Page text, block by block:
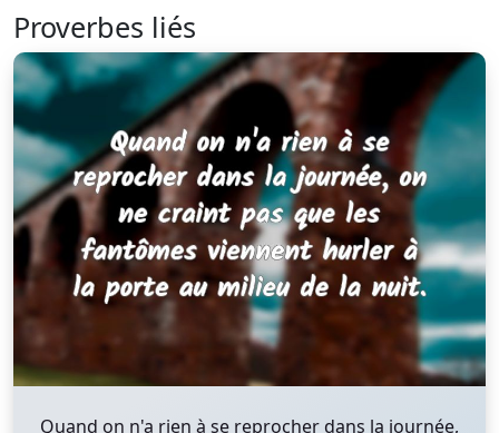
Proverbes liés
Quand on n'a rien à se reprocher dans la journée,